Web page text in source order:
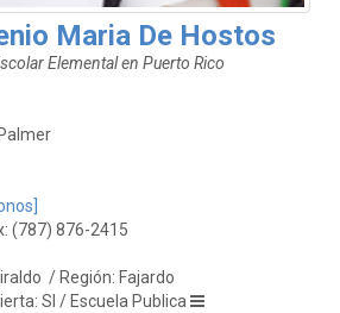
Maria De Hostos
Elemental en Puerto Rico
(787) 876-2415
/ Región: Fajardo
SI / Escuela Publica